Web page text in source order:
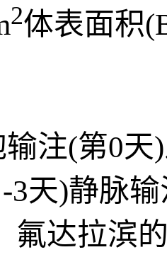
2体表面积
注(第0天
3天)静脉
氟达拉滨